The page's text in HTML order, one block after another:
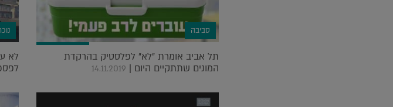
סביבה
תל אביב אומרת "לא" לפלסטיק בהרקדת
המונים שתתקיים היום | 14.11.2019